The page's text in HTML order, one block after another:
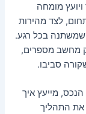
מומחה
לצד מהירות
שמשתנה בכל רגע.
מחשב מספרים,
סביבו.
מייעץ איך
את התהליך